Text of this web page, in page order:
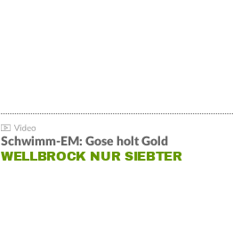
Schwimm-EM: Gose holt Gold
WELLBROCK NUR SIEBTER